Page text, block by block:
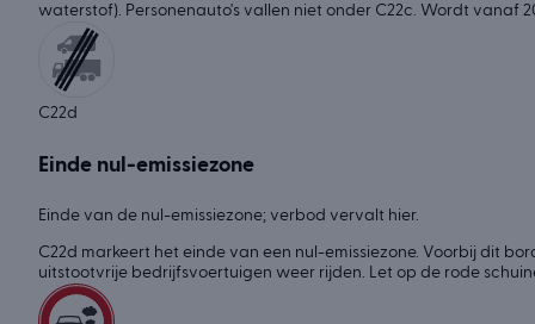
waterstof). Personenauto's vallen niet onder C22c. Wordt vanaf
C22d
Einde nul-emissiezone
Einde van de nul-emissiezone; verbod vervalt hier.
C22d markeert het einde van een nul-emissiezone. Voorbij dit
uitstootvrije bedrijfsvoertuigen weer rijden. Let op de rode